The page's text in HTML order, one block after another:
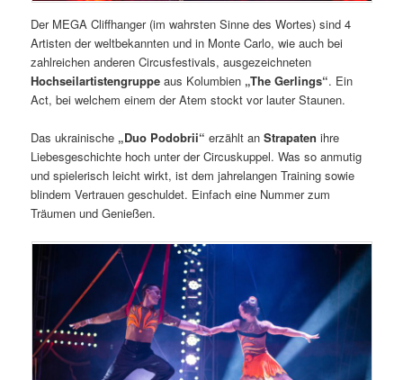
Der MEGA Cliffhanger (im wahrsten Sinne des Wortes) sind 4
Artisten der weltbekannten und in Monte Carlo, wie auch bei
zahlreichen anderen Circusfestivals, ausgezeichneten
Hochseilartistengruppeaus Kolumbien „The Gerlings“. Ein
Act, bei welchem einem der Atem stockt vor lauter Staunen.
Das ukrainische „Duo Podobrii“ erzählt anStrapatenihre
Liebesgeschichte hoch unter der Circuskuppel. Was so anmutig
und spielerisch leicht wirkt, ist dem jahrelangen Training sowie
blindem Vertrauen geschuldet. Einfach eine Nummer zum
Träumen und Genießen.